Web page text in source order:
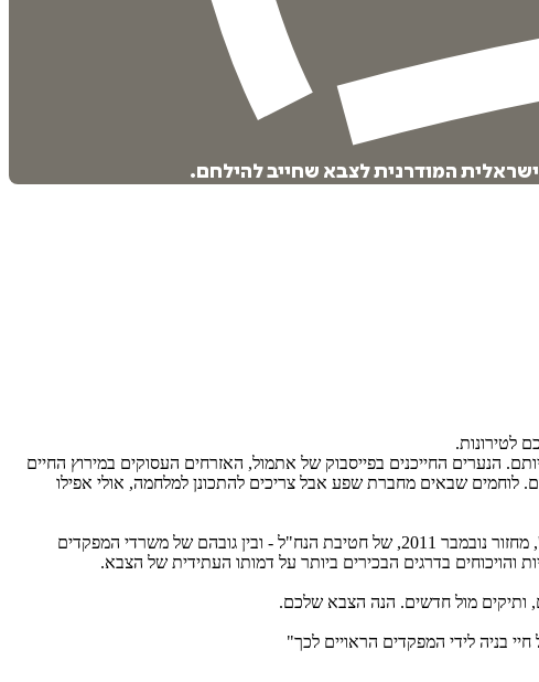
המודרנית לצבא שחייב להילחם.
לטירונות.
הנערים החייכנים בפייסבוק של אתמול, האזרחים העסוקים במירוץ החיים
לוחמים שבאים מחברת שפע אבל צריכים להתכונן למלחמה, אולי אפילו
עמוס הראל, הפרשן הצבאי חד העין, יצא למסע ארוך של חקר בצה"ל החדש הזה. מסע שמתנהל לסירוגין בין גובה העפר שמלחכים חיילי פלוגה ב', מחזור נובמבר 2011, של חטיבת הנח"ל - ובין גובהם של משרדי המפקדים
והויכוחים בדרגים הבכירים ביותר על דמותו העתידית של הצבא.
ותיקים מול חדשים. הנה הצבא שלכם.
בניה לידי המפקדים הראויים לכך"